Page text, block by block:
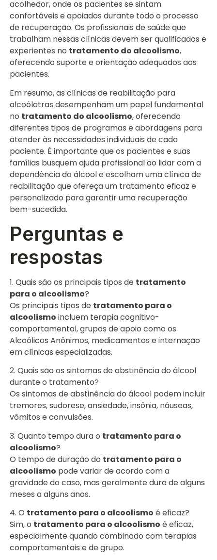
acolhedor, onde os pacientes se sintam
confortáveis e apoiados durante todo o processo
de recuperação. Os profissionais de saúde que
trabalham nessas clínicas devem ser qualificados e
experientes no tratamento do alcoolismo,
oferecendo suporte e orientação adequados aos
pacientes.
Em resumo, as clínicas de reabilitação para
alcoólatras desempenham um papel fundamental
no tratamento do alcoolismo, oferecendo
diferentes tipos de programas e abordagens para
atender às necessidades individuais de cada
paciente. É importante que os pacientes e suas
famílias busquem ajuda profissional ao lidar com a
dependência do álcool e escolham uma clínica de
reabilitação que ofereça um tratamento eficaz e
personalizado para garantir uma recuperação
bem-sucedida.
Perguntas e
respostas
1. Quais são os principais tipos de tratamento
para o alcoolismo?
Os principais tipos de tratamento para o
alcoolismo incluem terapia cognitivo-
comportamental, grupos de apoio como os
Alcoólicos Anônimos, medicamentos e internação
em clínicas especializadas.
2. Quais são os sintomas de abstinência do álcool
durante o tratamento?
Os sintomas de abstinência do álcool podem incluir
tremores, sudorese, ansiedade, insônia, náuseas,
vômitos e convulsões.
3. Quanto tempo dura o tratamento para o
alcoolismo?
O tempo de duração do tratamento para o
alcoolismo pode variar de acordo com a
gravidade do caso, mas geralmente dura de alguns
meses a alguns anos.
4. O tratamento para o alcoolismo é eficaz?
Sim, o tratamento para o alcoolismo é eficaz,
especialmente quando combinado com terapias
comportamentais e de grupo.